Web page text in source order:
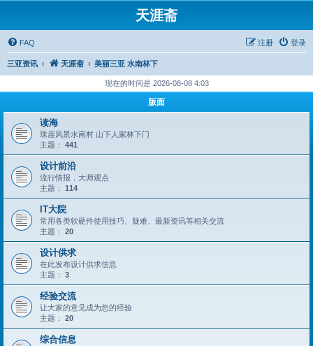
天涯斋
FAQ 登录
注册
三亚资讯 天涯斋 美丽三亚 水南林下
现在的时间是 2026-08-08 4:03
版面
读海
珠崖风景水南村 山下人家林下门
主题： 441
设计前沿
流行情报，大师观点
主题： 114
IT大院
常用各类软硬件使用技巧、疑难、最新资讯等相关交流
主题： 20
设计供求
在此发布设计供求信息
主题： 3
经验交流
让大家的意见成为您的经验
主题： 20
综合信息